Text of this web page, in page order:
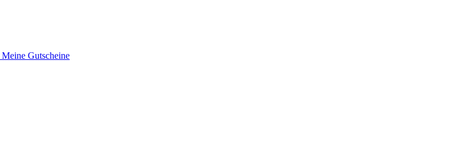
Meine Gutscheine